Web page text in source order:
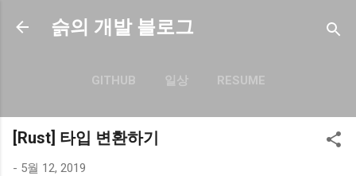
기본 콘텐츠로 건너뛰기
슭의 개발 블로그
GITHUB 일상 RESUME
더보기… BLOG.SEULGI.DEV
[Rust] 타입 변환하기
- 5월 12, 2019